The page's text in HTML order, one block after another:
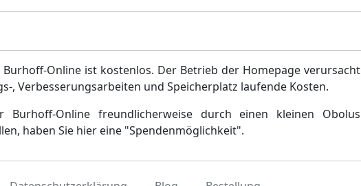
Online ist kostenlos. Der Betrieb der Homepage verursacht
, Verbesserungsarbeiten und Speicherplatz laufende Kosten.
Burhoff-Online freundlicherweise durch einen kleinen Obolus
haben Sie hier eine "Spendenmöglichkeit".